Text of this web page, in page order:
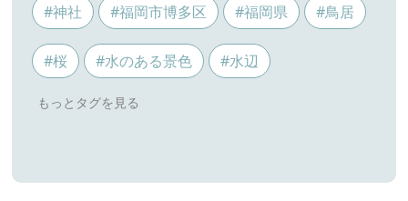
#神社 #福岡市博多区 #福岡県 #鳥居
#桜 #水のある景色 #水辺